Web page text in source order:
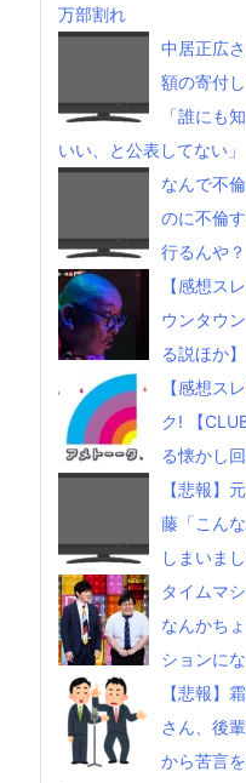
万部割れ
中居正広
額の寄付
「誰にも
いい、と公表してない」
なんで不
のに不倫
行るんや？
【感想ス
ウンタウ
る説ほか】
【感想ス
ク! 【
る懐かし
【悲報】
藤「こん
しまいまし
タイムマ
なんかち
ションに
【悲報】
さん、後
から苦言